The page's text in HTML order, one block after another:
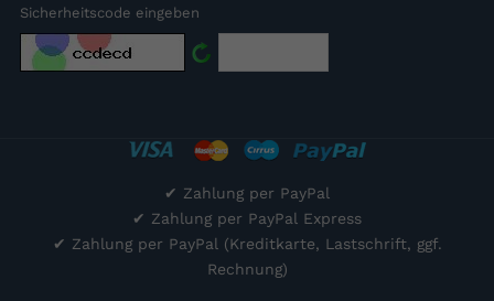
Sicherheitscode eingeben
✔ Zahlung per PayPal
✔ Zahlung per PayPal Express
✔ Zahlung per PayPal (Kreditkarte, Lastschrift, ggf.
Rechnung)